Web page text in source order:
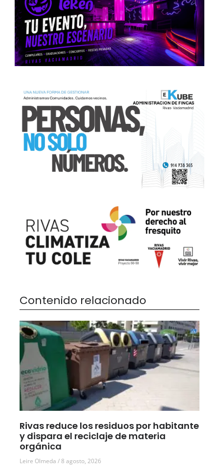
Contenido relacionado
Rivas reduce los residuos por habitante
y dispara el reciclaje de materia
orgánica
Leire Olmeda 8 agosto, 2026